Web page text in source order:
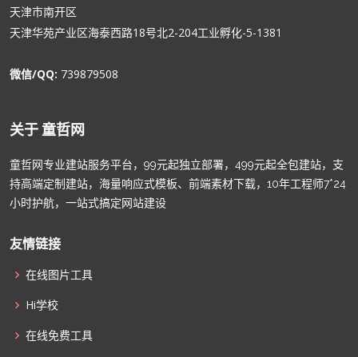
天津市南开区
天津华苑产业区海泰西路18号北2-204工业孵化-5-1381
微信/QQ: 739879508
关于 童哲网
童哲网专业建站服务平台，99元起独立部署，499元起全包建站，支
持高端定制建站，海量响应式模板、前端素材下载，10年工程师7*24
小时护航，一站式搞定网站建设
友情链接
在线图片工具
Hi学校
在线免费工具